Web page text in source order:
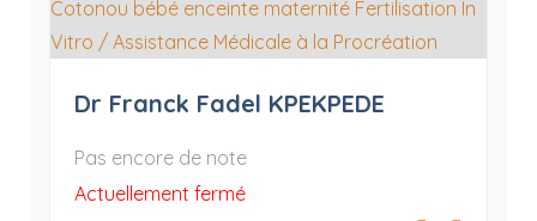
Dr Franck Fadel KPEKPEDE
Pas encore de note
Actuellement fermé